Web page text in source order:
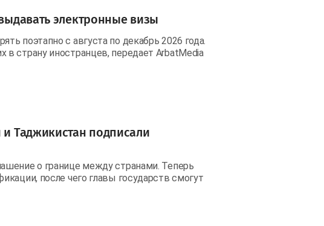
электронные визы
поэтапно с августа по декабрь 2026 года.
страну иностранцев, передает ArbatMedia
Таджикистан подписали
о границе между странами. Теперь
после чего главы государств смогут